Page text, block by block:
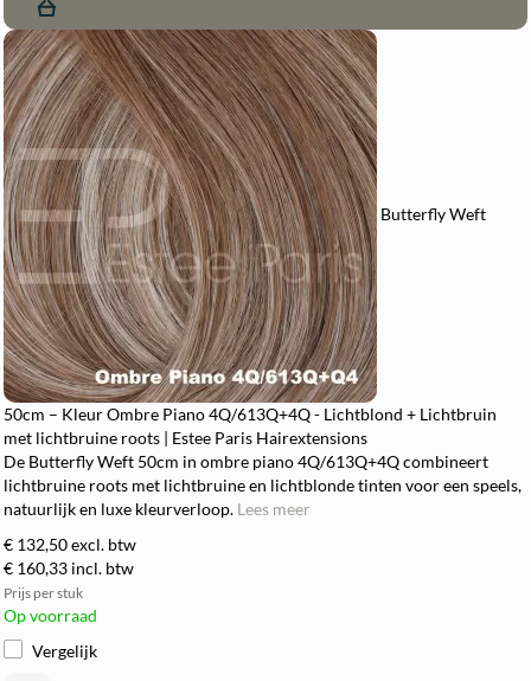
Butterfly Weft
50cm – Kleur Ombre Piano 4Q/613Q+4Q - Lichtblond + Lichtbruin
met lichtbruine roots | Estee Paris Hairextensions
De Butterfly Weft 50cm in ombre piano 4Q/613Q+4Q combineert
lichtbruine roots met lichtbruine en lichtblonde tinten voor een speels,
natuurlijk en luxe kleurverloop. Lees meer
€ 132,50excl. btw
€ 160,33 incl. btw
Prijs per stuk
Op voorraad
Vergelijk